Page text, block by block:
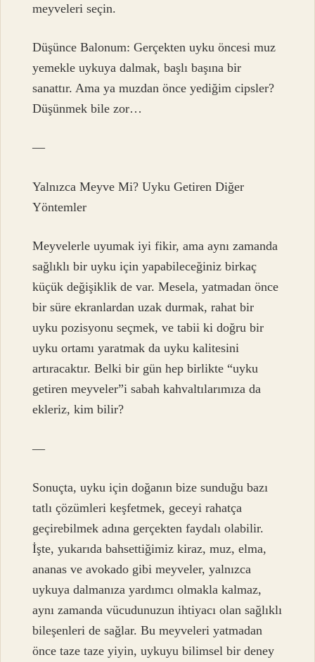
meyveleri seçin.
Düşünce Balonum: Gerçekten uyku öncesi muz
yemekle uykuya dalmak, başlı başına bir
sanattır. Ama ya muzdan önce yediğim cipsler?
Düşünmek bile zor…
—
Yalnızca Meyve Mi? Uyku Getiren Diğer
Yöntemler
Meyvelerle uyumak iyi fikir, ama aynı zamanda
sağlıklı bir uyku için yapabileceğiniz birkaç
küçük değişiklik de var. Mesela, yatmadan önce
bir süre ekranlardan uzak durmak, rahat bir
uyku pozisyonu seçmek, ve tabii ki doğru bir
uyku ortamı yaratmak da uyku kalitesini
artıracaktır. Belki bir gün hep birlikte “uyku
getiren meyveler”i sabah kahvaltılarımıza da
ekleriz, kim bilir?
—
Sonuçta, uyku için doğanın bize sunduğu bazı
tatlı çözümleri keşfetmek, geceyi rahatça
geçirebilmek adına gerçekten faydalı olabilir.
İşte, yukarıda bahsettiğimiz kiraz, muz, elma,
ananas ve avokado gibi meyveler, yalnızca
uykuya dalmanıza yardımcı olmakla kalmaz,
aynı zamanda vücudunuzun ihtiyacı olan sağlıklı
bileşenleri de sağlar. Bu meyveleri yatmadan
önce taze taze yiyin, uykuyu bilimsel bir deney